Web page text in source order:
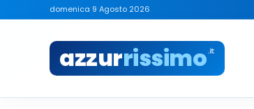
domenica 9 Agosto 2026
azzurrissimo.it